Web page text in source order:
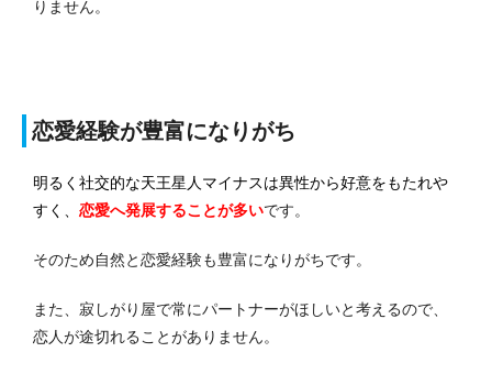
りません。
恋愛経験が豊富になりがち
明るく社交的な天王星人マイナスは異性から好意をもたれや
すく、 恋愛へ発展することが多いです。
そのため自然と恋愛経験も豊富になりがちです。
また、寂しがり屋で常にパートナーがほしいと考えるので、
恋人が途切れることがありません。